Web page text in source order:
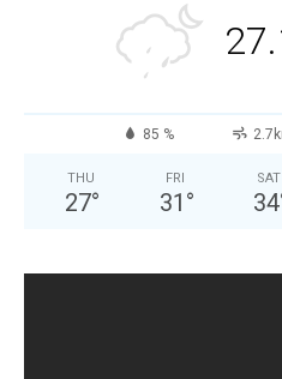
85 %
THU
27°
FRI
31 °
SAT
34